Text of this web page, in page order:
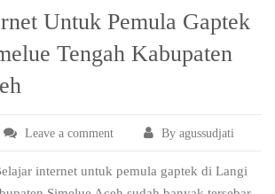
Untuk Pemula Gaptek
Tengah Kabupaten
Leave a comment By agussudjati
internet untuk pemula gaptek di Langi